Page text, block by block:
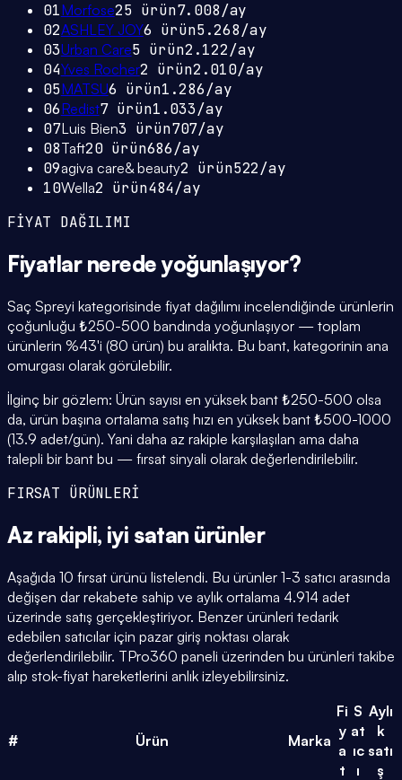
01Morfose25 ürün7.008/ay
02ASHLEY JOY6 ürün5.268/ay
03Urban Care5 ürün2.122/ay
04Yves Rocher2 ürün2.010/ay
05MATSU6 ürün1.286/ay
06Redist7ürün1.033/ay
07Luis Bien3 ürün707/ay
08Taft20ürün686/ay
09agiva care& beauty2 ürün522/ay
10Wella2 ürün484/ay
FİYAT DAĞILIMI
Fiyatlar nerede yoğunlaşıyor?
Saç Spreyi kategorisinde fiyat dağılımı incelendiğinde ürünlerin
çoğunluğu ₺250-500 bandında yoğunlaşıyor — toplam
ürünlerin %43'i (80 ürün) bu aralıkta. Bu bant, kategorinin ana
omurgası olarak görülebilir.
İlginç bir gözlem: Ürün sayısı en yüksek bant ₺250-500 olsa
da, ürün başına ortalama satış hızı en yüksek bant ₺500-1000
(13.9 adet/gün). Yani daha az rakiple karşılaşılan ama daha
talepli bir bant bu — fırsat sinyali olarak değerlendirilebilir.
FIRSAT ÜRÜNLERİ
Az rakipli, iyi satan ürünler
Aşağıda 10 fırsat ürünü listelendi. Bu ürünler 1-3 satıcı arasında
değişen dar rekabete sahip ve aylık ortalama 4.914 adet
üzerinde satış gerçekleştiriyor. Benzer ürünleri tedarik
edebilen satıcılar için pazar giriş noktası olarak
değerlendirilebilir. TPro360 paneli üzerinden bu ürünleri takibe
alıp stok-fiyat hareketlerini anlık izleyebilirsiniz.
# Ürün Marka
Fi
y
a
t
S
at
ıc
ı
Aylı
k
satı
ş